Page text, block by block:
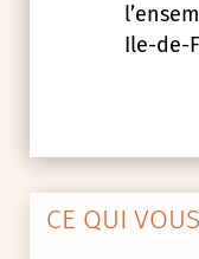
Ile-de-
CE QUI